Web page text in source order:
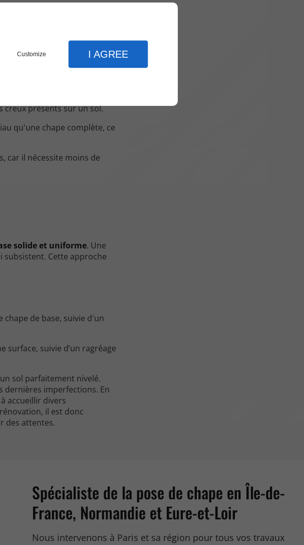
Customize I AGREE
corriger des irrégularités
surtout lorsque des
creux présents sur un sol.
qu'une chape complète, ce
car il nécessite moins de
solide et uniforme. Une
Cette approche
de base, suivie d'un
surface, suivie d’un ragréage
sol parfaitement nivelé.
dernières imperfections. En
accueillir divers
il est donc
des attentes.
Spécialiste de la pose de chape en Île-de-
France, Normandie et Eure-et-Loir
Nous intervenons à Paris et sa région pour tous vos travaux